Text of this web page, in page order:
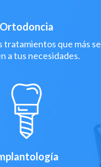
Ortodoncia
tratamientos que más se
a tus necesidades.